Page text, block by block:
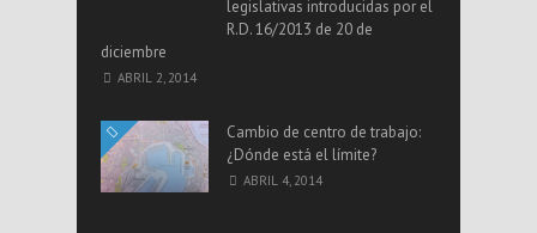
legislativas introducidas por el
R.D. 16/2013 de 20 de
diciembre
ABRIL 2, 2014
Cambio de centro de trabajo:
¿Dónde está el límite?
ABRIL 4, 2014